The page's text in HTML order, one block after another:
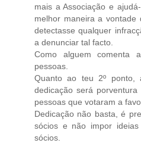
mais a Associação e
melhor maneira a vontade
detectasse qualquer
a denunciar tal facto.
Como alguem comenta
pessoas.
Quanto ao teu 2º ponto,
dedicação será
pessoas que votaram a
Dedicação não basta, é
sócios e não impor
sócios.